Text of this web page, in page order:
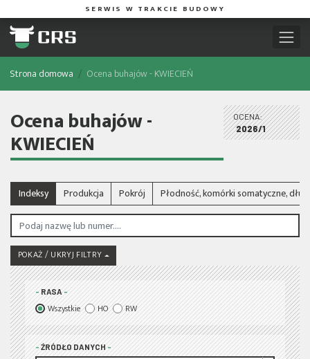
SERWIS W TRAKCIE BUDOWY
Strona domowa Ocena buhajów - KWIECIEŃ
Ocena buhajów -
KWIECIEŃ
OCENA:
2026/1
Indeksy Produkcja Pokrój Płodność, komórki somatyczne,
POKAŻ / UKRYJ FILTRY
RASA
Wszystkie HO RW
ŹRÓDŁO DANYCH